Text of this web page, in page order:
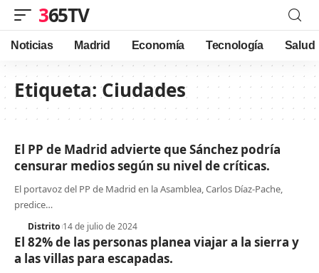
365TV
Noticias Madrid Economía Tecnología Salud
Etiqueta:Ciudades
El PP de Madrid advierte que Sánchez podría
censurar medios según su nivel de críticas.
El portavoz del PP de Madrid en la Asamblea, Carlos Díaz-Pache,
predice…
Distrito 14 de julio de 2024
El 82% de las personas planea viajar a la sierra y
a las villas para escapadas.